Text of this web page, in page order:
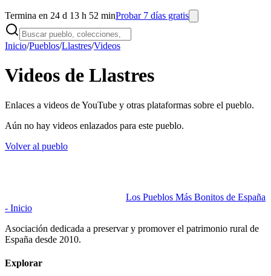
Termina en 24 d 13 h 52 minProbar 7 días gratis
Inicio/Pueblos/Llastres/Videos
Videos de Llastres
Enlaces a videos de YouTube y otras plataformas sobre el pueblo.
Aún no hay videos enlazados para este pueblo.
Volver al pueblo
Los Pueblos Más Bonitos de España
- Inicio
Asociación dedicada a preservar y promover el patrimonio rural de
España desde 2010.
Explorar